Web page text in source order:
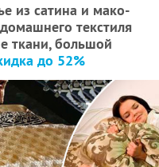
из сатина и мако-
текстиля
ткани, большой
до 52%